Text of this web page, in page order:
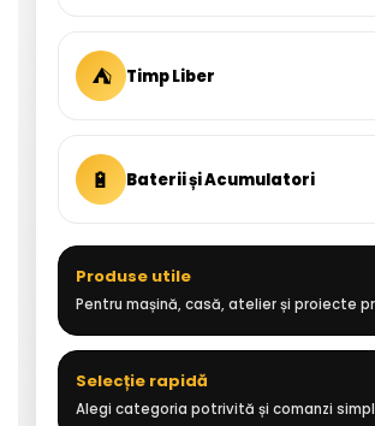
⛺ Timp Liber
🔋 Baterii și Acumulatori
Produse utile
Pentru mașină, casă, atelier și proiecte
Selecție rapidă
Alegi categoria potrivită și comanzi